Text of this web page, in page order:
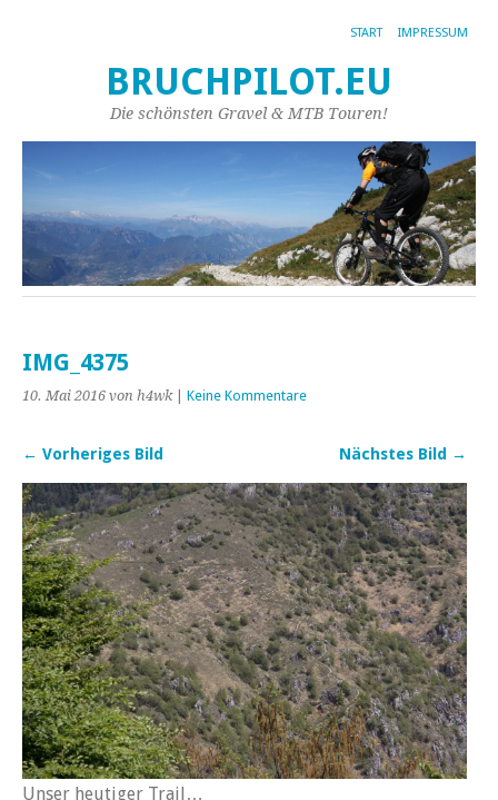
START IMPRESSUM
BRUCHPILOT.EU
Die schönsten Gravel & MTB Touren!
IMG_4375
10. Mai 2016 von h4wk| Keine Kommentare
← Vorheriges Bild Nächstes Bild →
Unser heutiger Trail…